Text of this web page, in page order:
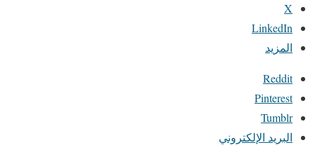
X
LinkedIn
المزيد
Reddit
Pinterest
Tumblr
البريد الإلكتروني